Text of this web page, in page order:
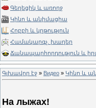
Գեղեցիկ և առողջ
Կինո և անիմացիա
Հոբբի և կրթություն
Համակարգչ. խաղեր
Ճանապարհորդություն և
Գլխավոր էջ » Видео » Կինո և
На лыжах!